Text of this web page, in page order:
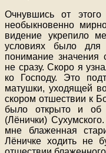
Очнувшись от
необыкновенно
видение укрепило
условиях было
понимание
не сразу. Скоро я
ко Господу. Это
матушки, уходящей
скором отшествии к
было открыто и об
(Лёнички)
мне блаженная
Лёничке ходить не